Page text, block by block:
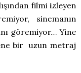
filmi izleyen
sinemanın
göremiyor… Yine
bir uzun metraj